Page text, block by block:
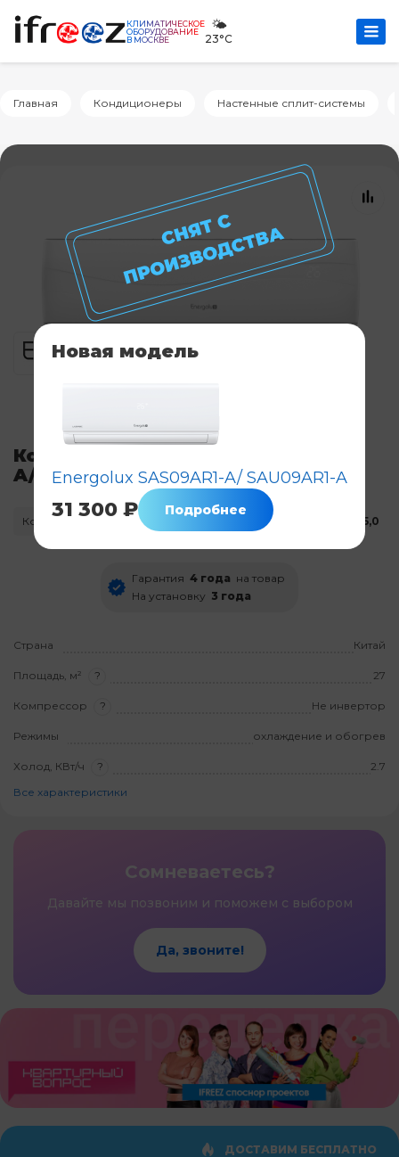
КЛИМАТИЧЕСКОЕ
ОБОРУДОВАНИЕ
В МОСКВЕ
🌤️
23°C
Главная Кондиционеры Настенные сплит-системы
Кондиционер Energolux SAS09L4-
A/SAU09L4-A
Код: 5167 Нет в наличии 5,0
Гарантия 4 года на товар
На установку 3 года
Страна Китай
Площадь, м² ? 27
Компрессор ? Не инвертор
Режимы охлаждение и обогрев
Холод, КВт/ч ?
2.7
Все характеристики
Сомневаетесь?
Давайте мы позвоним и поможем с выбором
Да, звоните!
ДОСТАВИМ БЕСПЛАТНО
Новая модель
Energolux SAS09AR1-A/ SAU09AR1-A
31 300 ₽ Подробнее